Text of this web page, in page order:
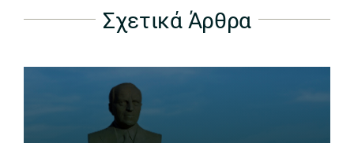
Σχετικά Άρθρα